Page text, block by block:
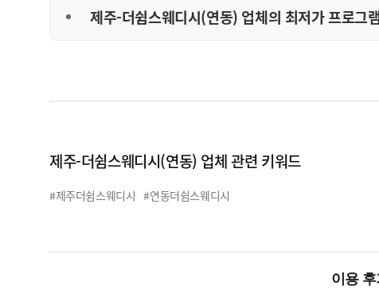
제주-더쉼스웨디시(연동) 업체의 최저가 프로그
제주-더쉼스웨디시(연동) 업체 관련 키워드
#제주더쉼스웨디시 #연동더쉼스웨디시
이용